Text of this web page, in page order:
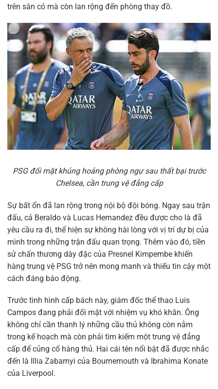
trên sân cỏ mà còn lan rộng đến phòng thay đồ.
PSG đối mặt khủng hoảng phòng ngự sau thất bại trước
Chelsea, cần trung vệ đẳng cấp
Sự bất ổn đã lan rộng trong nội bộ đội bóng. Ngay sau trận
đấu, cả Beraldo và Lucas Hernandez đều được cho là đã
yêu cầu ra đi, thể hiện sự không hài lòng với vị trí dự bị của
mình trong những trận đấu quan trọng. Thêm vào đó, tiền
sử chấn thương dày đặc của Presnel Kimpembe khiến
hàng trung vệ PSG trở nên mong manh và thiếu tin cậy một
cách đáng báo động.
Trước tình hình cấp bách này, giám đốc thể thao Luis
Campos đang phải đối mặt với nhiệm vụ khó khăn. Ông
không chỉ cần thanh lý những cầu thủ không còn nằm
trong kế hoạch mà còn phải tìm kiếm một trung vệ đẳng
cấp để củng cố hàng thủ. Hai cái tên nổi bật đã được nhắc
đến là Illia Zabarnyi của Bournemouth và Ibrahima Konate
của Liverpool.